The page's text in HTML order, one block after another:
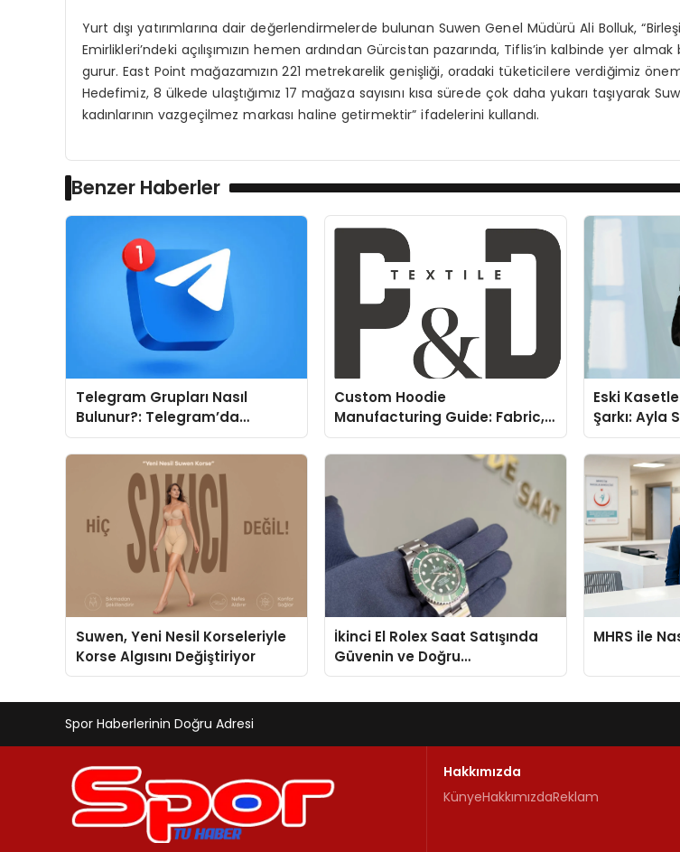
Yurt dışı yatırımlarına dair değerlendirmelerde bulunan SuwenGenel Müdürü Ali Bolluk,
Emirlikleri’ndeki açılışımızın hemen ardından Gürcistan pazarında, Tiflis’in kalbinde yer
gurur. East Point mağazamızın 221 metrekarelik genişliği, oradaki tüketicilere verdiğimiz
Hedefimiz, 8 ülkede ulaştığımız 17 mağaza sayısını kısa sürede çok daha yukarı taşıyarak
kadınlarının vazgeçilmez markası haline getirmektir” ifadelerini kullandı.
Benzer Haberler
Telegram Grupları Nasıl
Bulunur?: Telegram’da
Topluluk Deneyimini
Geliştirmek
Custom Hoodie
Manufacturing Guide: Fabric,
Fit and Printing Options
Eski
Şarkı: Ayla
Kasetler 1”
Temmuz’da
Suwen, Yeni Nesil Korseleriyle
Korse Algısını Değiştiriyor
İkinci El Rolex Saat Satışında
Güvenin ve Doğru
Değerlemenin Adresi
MHRS ile
Spor Haberlerinin Doğru Adresi
Hakkımızda
KünyeHakkımızdaReklam